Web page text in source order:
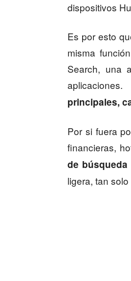
dispositivos
Es por esto
misma
Search, una
principales,
Por si fuera
financieras,
de
ligera, tan